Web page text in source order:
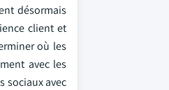
désormais
client et
où les
avec les
sociaux avec